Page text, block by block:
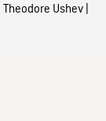
Theodore Ushev|